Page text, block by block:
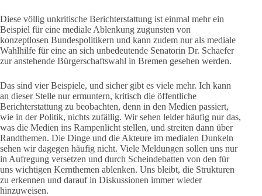
Diese völlig unkritische Berichterstattung ist einmal mehr ein
Beispiel für eine mediale Ablenkung zugunsten von
konzeptlosen Bundespolitikern und kann zudem nur als mediale
Wahlhilfe für eine an sich unbedeutende Senatorin Dr. Schaefer
zur anstehende Bürgerschaftswahl in Bremen gesehen werden.
Das sind vier Beispiele, und sicher gibt es viele mehr. Ich kann
an dieser Stelle nur ermuntern, kritisch die öffentliche
Berichterstattung zu beobachten, denn in den Medien passiert,
wie in der Politik, nichts zufällig. Wir sehen leider häufig nur das,
was die Medien ins Rampenlicht stellen, und streiten dann über
Randthemen. Die Dinge und die Akteure im medialen Dunkeln
sehen wir dagegen häufig nicht. Viele Meldungen sollen uns nur
in Aufregung versetzen und durch Scheindebatten von den für
uns wichtigen Kernthemen ablenken. Uns bleibt, die Strukturen
zu erkennen und darauf in Diskussionen immer wieder
hinzuweisen.